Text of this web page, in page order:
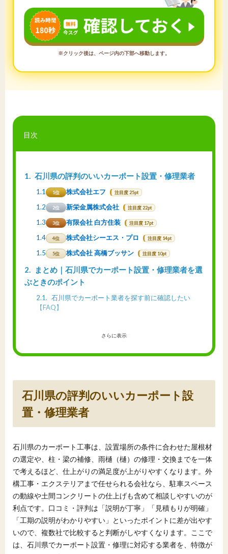
※クリック後は、ページ内の下部へ移動します。
目次
1 石川県の評判のいいカーポート設置・修理業者
1.1 1位 株式会社エフ 注目度 25pt
1.2 2位 新栄金属株式会社 注目度 22pt
1.3 3位 有限会社 白方住装 注目度 17pt
1.4 4位 株式会社シーエス・プロ 注目度 14pt
1.5 5位 株式会社 高橋ブッサン 注目度 10pt
2
まとめ｜石川県でカーポート設置・修理業者を選
ぶときのポイント
2.1
石川県でカーポート業者を探す前に確認したい
【FAQ】
さらに表示
石川県の評判のいいカーポート設
置・修理業者
石川県のカーポート工事は、設置場所の条件に合わせた屋根材
の選定や、柱・梁の補修、雨樋（樋）の修理・交換までを一体
で考えるほど、仕上がりの満足度が上がりやすくなります。外
構工事・エクステリアまで任せられる会社なら、駐車スペース
の動線や土間コンクリートの仕上げも含めて相談しやすいのが
利点です。口コミ・評判は「説明が丁寧」「見積もりが明確」
「工期の説明がわかりやすい」といったポイントに差が出やす
いので、複数社で比較すると判断がしやすくなります。ここで
は、石川県でカーポート設置・修理に対応する業者を、特徴が